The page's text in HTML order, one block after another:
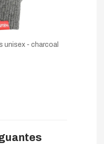
unisex - charcoal